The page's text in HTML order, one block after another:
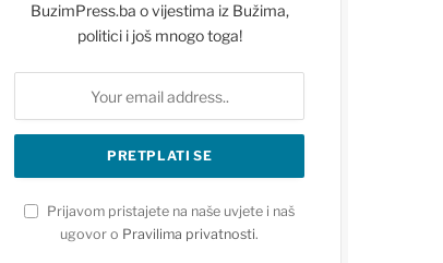
BuzimPress.ba o vijestima iz Bužima,
politici i još mnogo toga!
Prijavom pristajete na naše uvjete i naš
ugovor o Pravilima privatnosti.